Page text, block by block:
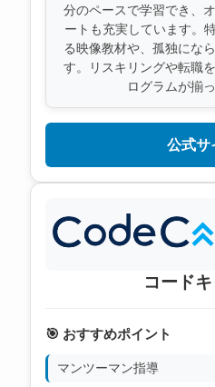
分のペースで学習でき、
ートも充実しています。
る映像教材や、孤独にな
す。リスキリングや転職
ログラムが揃
公式サ
コード
🎯 おすすめポイント
マンツーマン指導